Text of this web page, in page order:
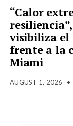
“Calor
visibiliza
frente a la
Miami
AUGUST 1, 2026 •